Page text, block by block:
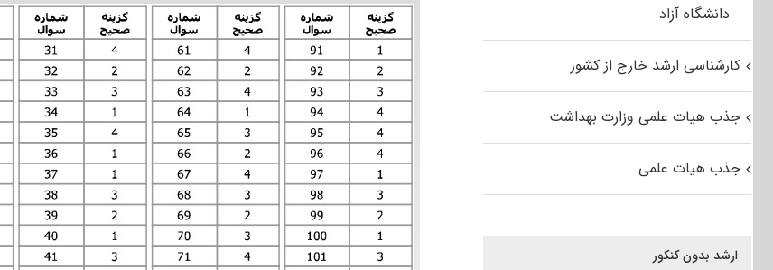
دانشگاه آزاد
کارشناسی ارشد خارج از کشور
جذب هیات علمی وزارت بهداشت
جذب هیات علمی
ارشد بدون کنکور